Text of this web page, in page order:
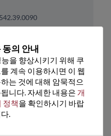
제품
동의 안내
을 향상시키기 위해 쿠
계속 이용하시면 이 웹
는 것에 대해 암묵적으
니다. 자세한 내용은 개
정책을 확인하시기 바랍
.